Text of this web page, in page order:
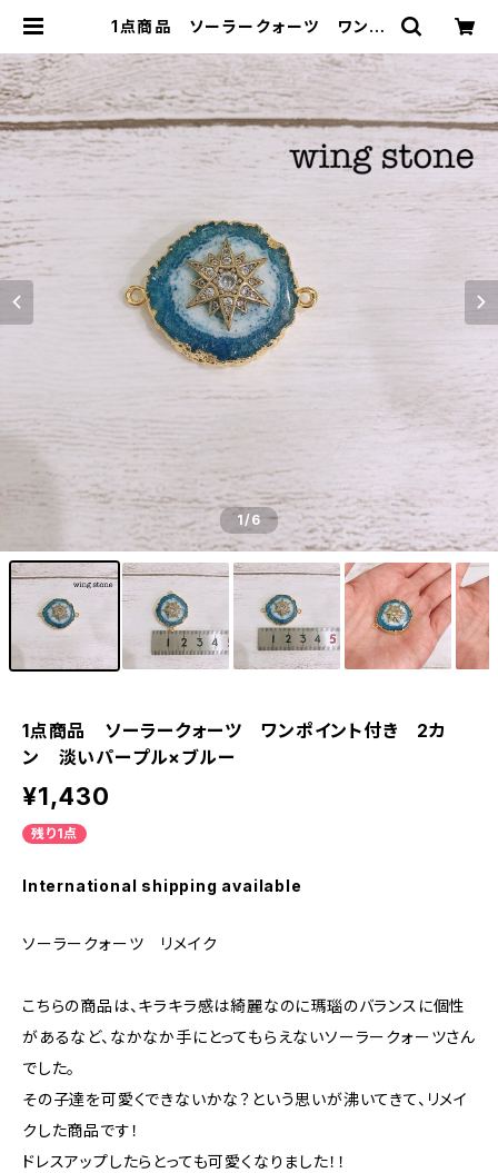
1点商品 ソーラークォーツ ワンポ
ブルー | wing stone ウィングスト
ーン
1/6
1点商品 ソーラークォーツ ワンポイント付き 2カ
ン 淡いパープル×ブルー
¥1,430
残り1点
International shipping available
ソーラークォーツ リメイク
こちらの商品は、キラキラ感は綺麗なのに瑪瑙のバランスに個性
があるなど、なかなか手にとってもらえないソーラークォーツさん
でした。
その子達を可愛くできないかな？という思いが沸いてきて、リメイ
クした商品です！
ドレスアップしたらとっても可愛くなりました！！